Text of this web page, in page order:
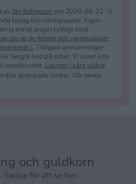
av Jan Bolmeson per 2026-06-22. Vi
bolag och värdepapper; ingen
ej annat anges tydligt med
du se de fonder och värdepapper
i.. Tidigare omnämningar
längre ned på sidan. Vi avser inte
regelbundet. Läs mer i våra villkor.
sponsrade länkar. Vår tanke
och guldkorn
Swipa för att se fler.